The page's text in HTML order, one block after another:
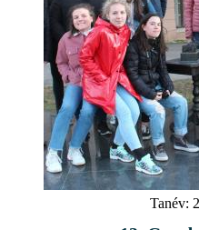
Tanév: